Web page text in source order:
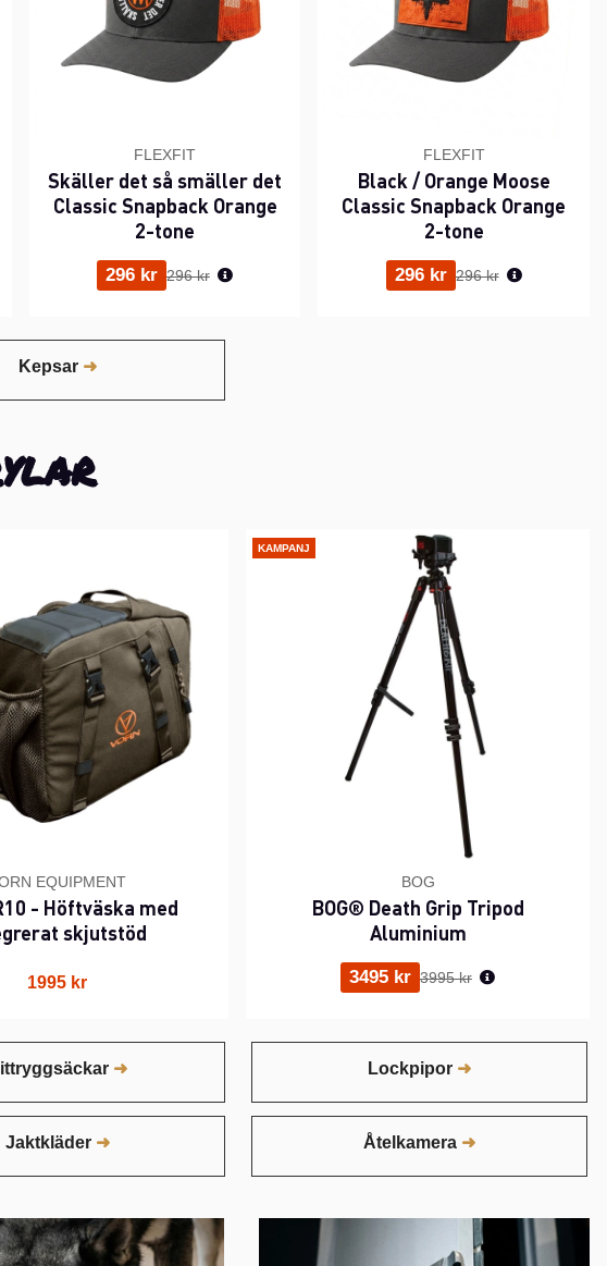
FLEXFIT
Skäller det så smäller det
Classic Snapback Orange
2-tone
296 kr Ordinarie pris:
296 kr
FLEXFIT
Black / Orange Moose
Classic Snapback Orange
2-tone
296 kr Ordinarie pris:
296 kr
Kepsar
EQUIPMENT
- Höftväska med
skjutstöd
1995 kr
KAMPANJ
BOG
BOG® Death Grip Tripod
Aluminium
3495 kr Ordinarie pris:
3995 kr
Lockpipor
Jaktkläder Åtelkamera